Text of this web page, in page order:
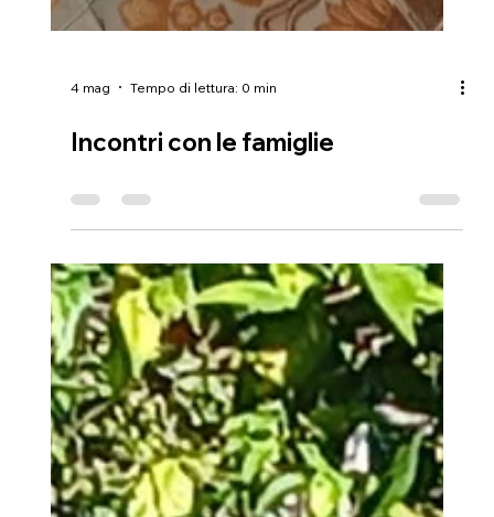
4 mag Tempo di lettura: 0 min
Incontri con le famiglie